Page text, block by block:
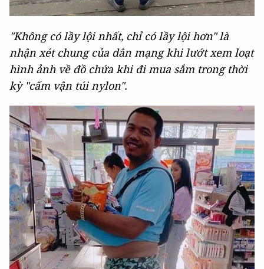
"Không có lầy lội nhất, chỉ có lầy lội hơn" là
nhận xét chung của dân mạng khi lướt xem loạt
hình ảnh về đồ chứa khi đi mua sắm trong thời
kỳ "cấm vận túi nylon".